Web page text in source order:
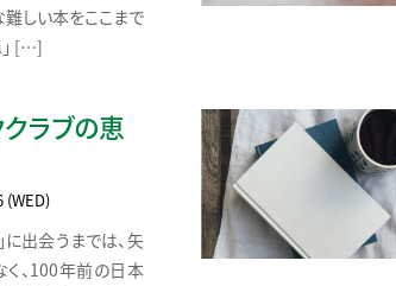
難しい本をここまで
」 […]
クラブの恵
(WED)
に出会うまでは、矢
、100年前の日本